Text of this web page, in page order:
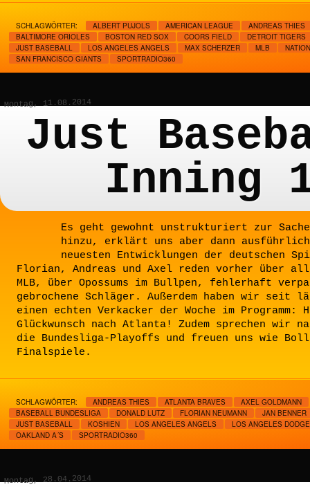
SCHLAGWÖRTER: ALBERT PUJOLS AMERICAN LEAGUE
ANDREAS THIES
BALTIMORE ORIOLES
BOSTON RED SOX COORS FIELD
DETROIT TIGERS
JUST BASEBALL
LOS ANGELES ANGELS MAX SCHERZER MLB
SAN FRANCISCO GIANTS
SPORTRADIO360
Montag, 11.08.2014
Just
Inning
Es geht gewohnt unstrukturiert zur
hinzu, erklärt uns aber dann
neuesten Entwicklungen der deutschen
Florian, Andreas und Axel reden vorher über
MLB, über Opossums im Bullpen, fehlerhaft
gebrochene Schläger. Außerdem haben wir seit
einen echten Verkacker der Woche im Programm:
Glückwunsch nach Atlanta! Zudem sprechen wir
die Bundesliga-Playoffs und freuen uns wie
Finalspiele.
SCHLAGWÖRTER: ANDREAS THIES ATLANTA BRAVES
AXEL GOLDMANN
BASEBALL BUNDESLIGA
DONALD LUTZ FLORIAN NEUMANN
JAN BENNER
JUST BASEBALL
KOSHIEN LOS ANGELES ANGELS
LOS ANGELES
OAKLAND A´S
SPORTRADIO360
Montag, 28.04.2014